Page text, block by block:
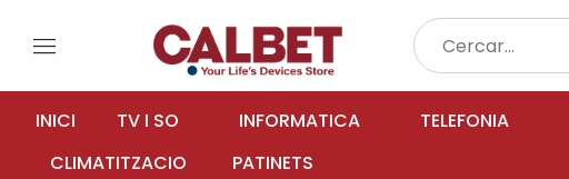
menu
INICI TV I SO INFORMATICA TELEFONIA
CLIMATITZACIO
PATINETS